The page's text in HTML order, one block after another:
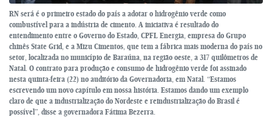
RN será é o primeiro estado do país a adotar o hidrogênio verde como
combustível para a indústria de cimento. A iniciativa é resultado do
entendimento entre o Governo do Estado, CPFL Energia, empresa do Grupo
chinês State Grid, e a Mizu Cimentos, que tem a fábrica mais moderna do país no
setor, localizada no município de Baraúna, na região oeste, a 317 quilômetros de
Natal. O contrato para produção e consumo de hidrogênio verde foi assinado
nesta quinta-feira (22) no auditório da Governadoria, em Natal. “Estamos
escrevendo um novo capítulo em nossa história. Estamos dando um exemplo
claro de que a industrialização do Nordeste e reindustrialização do Brasil é
possível”, disse a governadora Fátima Bezerra.